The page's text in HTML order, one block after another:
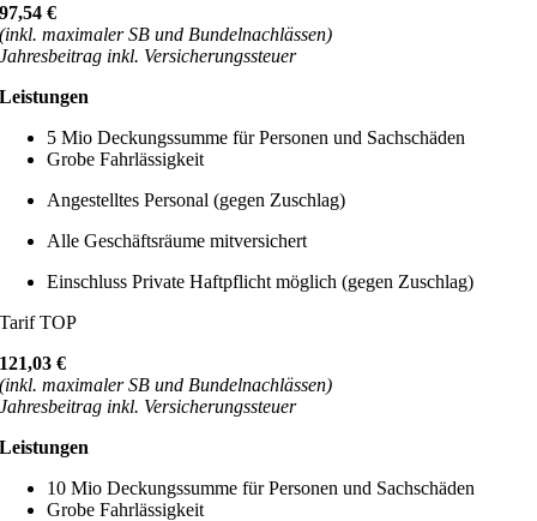
97,54 €
(inkl. maximaler SB und Bundelnachlässen)
Jahresbeitrag inkl. Versicherungssteuer
Leistungen
5 Mio Deckungssumme für Personen und Sachschäden
Grobe Fahrlässigkeit
Angestelltes Personal (gegen Zuschlag)
Alle Geschäftsräume mitversichert
Einschluss Private Haftpflicht möglich (gegen Zuschlag)
Tarif TOP
121,03 €
(inkl. maximaler SB und Bundelnachlässen)
Jahresbeitrag inkl. Versicherungssteuer
Leistungen
10 Mio Deckungssumme für Personen und Sachschäden
Grobe Fahrlässigkeit